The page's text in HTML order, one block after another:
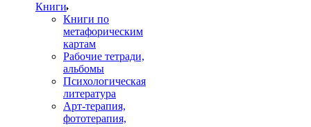
Книги
Книги по
метафорическим
картам
Рабочие тетради,
альбомы
Психологическая
литература
Арт-терапия,
фототерапия,